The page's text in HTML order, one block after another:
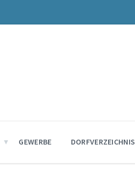
GEWERBE DORFVERZEICHNIS